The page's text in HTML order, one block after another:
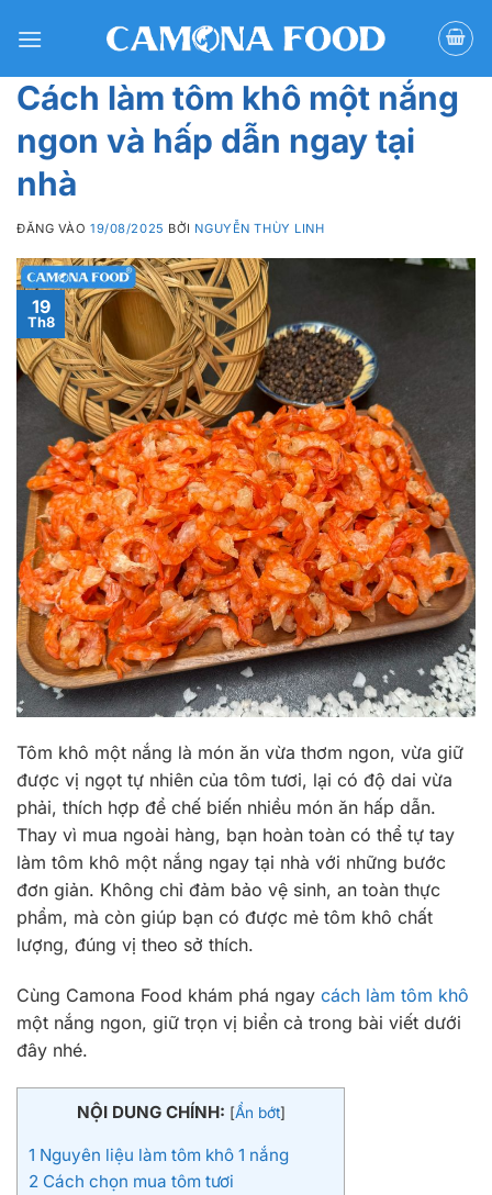
qua
dungCách làm tôm khô một nắng
ngon và hấp dẫn ngay tại
nhà
ĐĂNG VÀO19/08/2025 BỞI NGUYỄN THÙY LINH
19
Th8
Tôm khô một nắng là món ăn vừa thơm ngon, vừa giữ
được vị ngọt tự nhiên của tôm tươi, lại có độ dai vừa
phải, thích hợp để chế biến nhiều món ăn hấp dẫn.
Thay vì mua ngoài hàng, bạn hoàn toàn có thể tự tay
làm tôm khô một nắng ngay tại nhà với những bước
đơn giản. Không chỉ đảm bảo vệ sinh, an toàn thực
phẩm, mà còn giúp bạn có được mẻ tôm khô chất
lượng, đúng vị theo sở thích.
Cùng Camona Food khám phá ngay cách làm tôm khô
một nắng ngon, giữ trọn vị biển cả trong bài viết dưới
đây nhé.
NỘI DUNG CHÍNH: [Ẩn bớt]
1 Nguyên liệu làm tôm khô 1 nắng
2 Cách chọn mua tôm tươi